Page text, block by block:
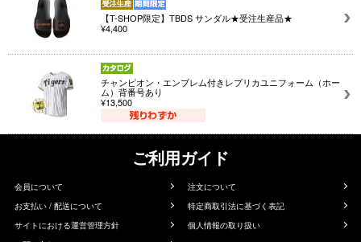
【T-SHOP限定】TBDS サンダル★受注生産品★
¥4,400
チャンピオン・エンブレム付きレプリカユニフォーム（ホー
ム）背番号あり
¥13,500
ご利用ガイド
会員について
注文について
お支払い / 配送について
特定商取引法に基づく表記
サイトにおける運営管理方針
個人情報の取り扱い